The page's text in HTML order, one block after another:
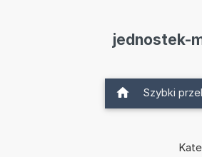
jednostek-
Szybki